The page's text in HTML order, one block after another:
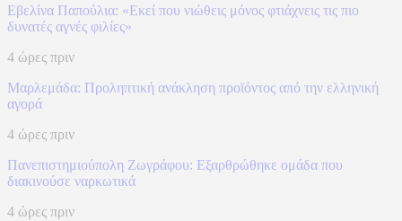
Εβελίνα Παπούλια: «Εκεί που νιώθεις μόνος φτιάχνεις τις πιο
δυνατές αγνές φιλίες»
4 ώρες πριν
Μαρλεμάδα: Προληπτική ανάκληση προϊόντος από την ελληνική
αγορά
4 ώρες πριν
Πανεπιστημιούπολη Ζωγράφου: Εξαρθρώθηκε ομάδα που
διακινούσε ναρκωτικά
4 ώρες πριν